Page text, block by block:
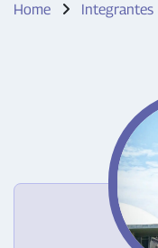
Home Integrantes